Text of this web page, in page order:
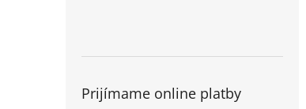
Prijímame online platby